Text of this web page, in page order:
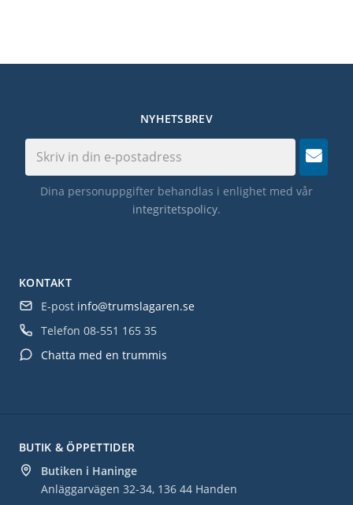
BUTIK & ÖPPETTIDER
Butiken i Haninge
Anläggarvägen 32-34, 136 44 Handen
KONTAKT
E-post info@trumslagaren.se
Telefon 08-551 165 35
Chatta med en trummis
NYHETSBREV
Dina personuppgifter behandlas i enlighet med vår
integritetspolicy.